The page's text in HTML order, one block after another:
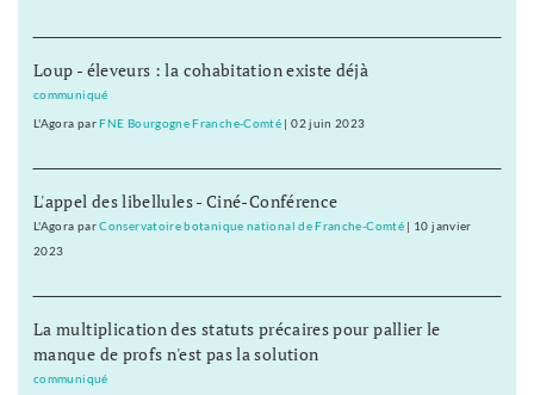
Loup - éleveurs : la cohabitation existe déjà
communiqué
L'Agora parFNE Bourgogne Franche-Comté |02 juin 2023
L'appel des libellules - Ciné-Conférence
L'Agora parConservatoire botanique national de Franche-Comté| 10 janvier
2023
La multiplication des statuts précaires pour pallier le
manque de profs n'est pas la solution
communiqué